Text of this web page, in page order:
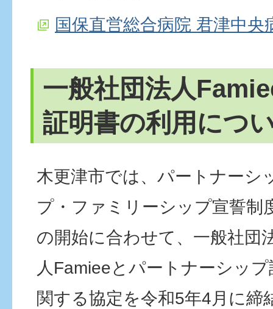
国保直営総合病院 君津中央
一般社団法人
証明書の利用につ
木更津市では、パートナーシ
プ・ファミリーシップ宣誓制
の開始に合わせて、一般社団
人Famieeとパートナーシッ
関する協定を令和5年4月に締